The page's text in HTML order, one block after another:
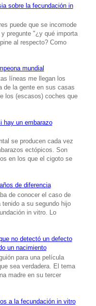
sobre la fecundación in
puede que se incomode
pregunte "¿y qué importa
al respecto? Como
mundial
líneas me llegan los
de la gente en sus casas
los (escasos) coches que
hay un embarazo
se producen cada vez
ectópicos. Son
en los que el cigoto se
de diferencia
de conocer el caso de
tenido a su segundo hijo
in vitro. Lo
no detectó un defecto
un nacimiento
para una película
sea verdadera. El tema
madre en su tercer
a la fecundación in vitro